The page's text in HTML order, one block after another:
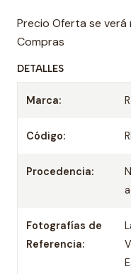
Precio Oferta se
Compras
DETALLES
Marca:
Código:
Procedencia:
Fotografías de
Referencia: